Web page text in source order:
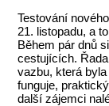
Testování
21. listopadu, a
Během pár dnů
cestujících.
vazbu, která
funguje,
další zájemci